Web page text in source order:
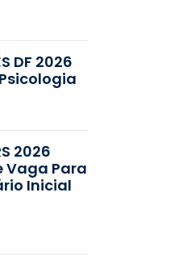
DF 2026
2026
Vaga Para
Inicial